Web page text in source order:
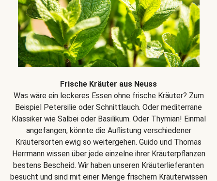
Frische Kräuter aus Neuss
Was wäre ein leckeres Essen ohne frische Kräuter? Zum
Beispiel Petersilie oder Schnittlauch. Oder mediterrane
Klassiker wie Salbei oder Basilikum. Oder Thymian! Einmal
angefangen, könnte die Auflistung verschiedener
Kräutersorten ewig so weitergehen. Guido und Thomas
Herrmann wissen über jede einzelne ihrer Kräuterpflanzen
bestens Bescheid. Wir haben unseren Kräuterlieferanten
besucht und sind mit einer Menge frischem Kräuterwissen